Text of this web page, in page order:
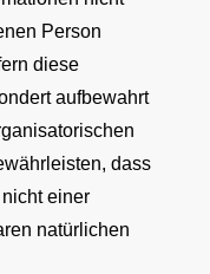
Person
diese
aufbewahrt
dass
einer
natürlichen